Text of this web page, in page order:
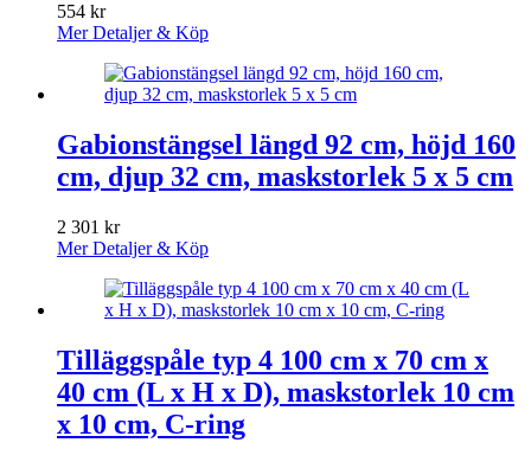
554 kr
Mer Detaljer & Köp
Gabionstängsel längd 92 cm, höjd 160
cm, djup 32 cm, maskstorlek 5 x 5 cm
2 301 kr
Mer Detaljer & Köp
Tilläggspåle typ 4 100 cm x 70 cm x
40 cm (L x H x D), maskstorlek 10 cm
x 10 cm, C-ring